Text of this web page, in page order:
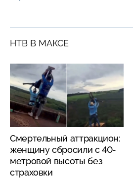
НТВ В МАКСЕ
Смертельный аттракцион:
женщину сбросили с 40-
метровой высоты без
страховки